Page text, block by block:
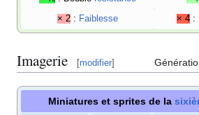
× 2 : Faiblesse × 4 :
Imagerie [modifier]
Miniatures et sprites de la